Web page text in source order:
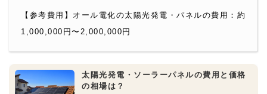
【参考費用】オール電化の太陽光発電・パネルの費用：約
1,000,000円〜2,000,000円
太陽光発電・ソーラーパネルの費用と価格
の相場は？